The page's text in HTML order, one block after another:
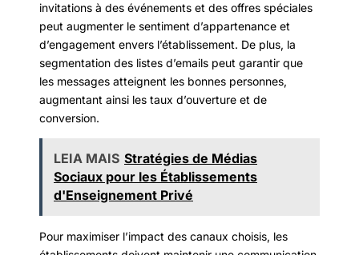
invitations à des événements et des offres spéciales
peut augmenter le sentiment d’appartenance et
d’engagement envers l’établissement. De plus, la
segmentation des listes d’emails peut garantir que
les messages atteignent les bonnes personnes,
augmentant ainsi les taux d’ouverture et de
conversion.
LEIA MAIS Stratégies de Médias
Sociaux pour les Établissements
d'Enseignement Privé
Pour maximiser l’impact des canaux choisis, les